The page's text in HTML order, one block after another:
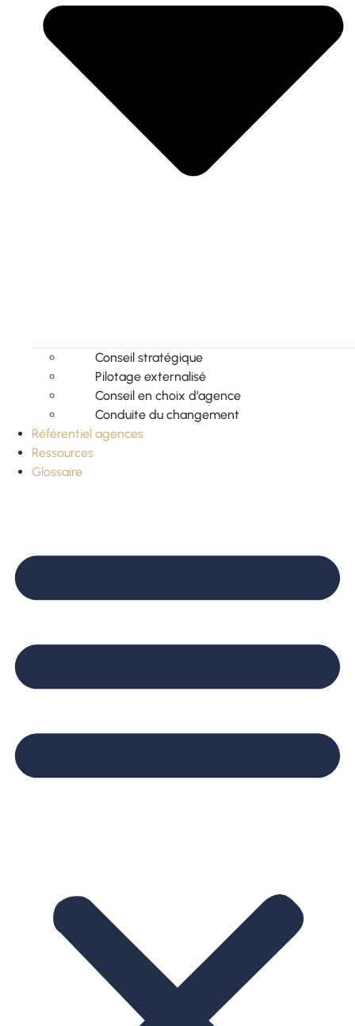
Conseil stratégique
Pilotage externalisé
Conseil en choix d’agence
Conduite du changement
Référentiel agences
Ressources
Glossaire